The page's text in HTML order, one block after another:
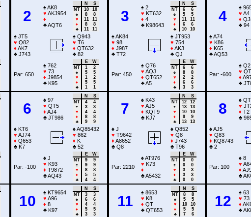
2
♠AK8
♥ AKJ954
♦
♣AQT6
N
S
NT
10
10
♠
8
8
♥
11
11
♦
8
8
♣
11 11
♠ JT5
♥ Q82
♦ AK7
♣ J743
♠ Q943
♥ T6
♦ QT632
♣ 82
Par: 650
♠ 762
♥ 73
♦ J9854
♣ K95
E
W
NT
1
2
♠
5
5
♥
1
2
♦
5
5
♣
1 1
3
♠ 2
♥ KT632
♦ 4
♣ K98643
N
S
NT
6
6
♠
5
5
♥
11
11
♦
6
6
♣
10 10
♠AK84
♥ 98
♦ J987
♣ T72
♠ JT953
♥ 754
♦ AK3
♣ QJ
Par: 450
♠ Q76
♥ AQJ
♦ QT652
♣A5
E
W
NT
6
6
♠
8
8
♥
2
2
♦
6
6
♣
3 3
4
♠
♥ A4
♦
♣ 94
♠A74
♥ K86
♦ K65
♣AQ53
Par: -600
♠ Q2
♥
♦
♣
6
♠ 97
♥ QT5
♦ AJ4
♣ JT986
N
S
NT
4
4
♠
3
3
♥
4
4
♦
8
8
♣
9 9
♠ KT6
♥ AJ74
♦ Q653
♣ K7
♠AQ85432
♥ 862
♦ K
♣ 52
Par: -100
♠ J
♥ K93
♦ T9872
♣AQ43
E
W
NT
9
9
♠
9
9
♥
8
8
♦
5
5
♣
4 4
7
♠ K43
♥ AJ5
♦ KQT9
♣ KJ7
N
S
NT
12
12
♠
13
13
♥
10
10
♦
9
9
♣
13 13
♠ J
♥ T9642
♦ A8652
♣ Q8
♠ Q852
♥ Q8
♦ J743
♣ T96
Par: 2210
♠AT976
♥ K73
♦
♣A5432
E
W
NT
0
0
♠
0
0
♥
3
3
♦
3
3
♣
0 0
8
♠
♥
♦ T2
♣
♠AJ5
♥ Q83
♦ KQ8743
♣ 2
Par: 100
♠ 8
♥
♦
♣
10
♠ KT9654
♥ A96
♦ 8
♣ K97
N
S
NT
3
3
♠
6
6
♥
4
4
♦
5
5
♣
3 3
11
♠ 8653
♥ K8
♦ QT
♣ QT653
N
S
NT
8
8
♠
5
5
♥
10
10
♦
5
5
♣
7 6
12
♠ 63
♥ 73
♦
♣